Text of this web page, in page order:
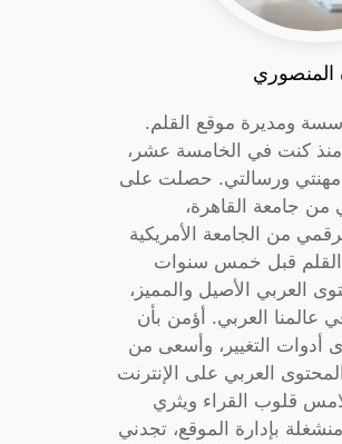
المنصوري
ومديرة موقع القلم.
منذ كنت في الخامسة عشر،
ورسالتي. حصلت على
من جامعة القاهرة،
من الجامعة الأمريكية
قبل خمس سنوات
العربي الأصيل والمميز،
عالمنا العربي. أؤمن بأن
أدوات التغيير، وأسعى من
العربي على الإنترنت
قلوب القراء ويثري
بإدارة الموقع، تجدني